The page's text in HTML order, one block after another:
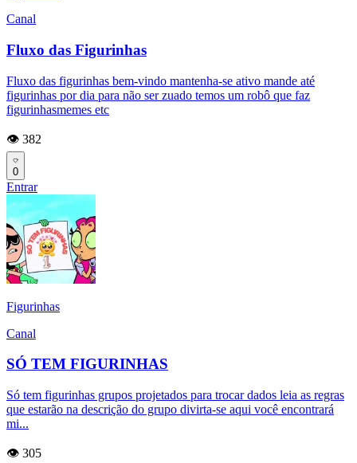
Canal
Fluxo das Figurinhas
Fluxo das figurinhas bem-vindo mantenha-se ativo mande até
figurinhas por dia para não ser zuado temos um robô que faz
figurinhasmemes etc
👁️ 382
0
Entrar
Figurinhas
Canal
SÓ TEM FIGURINHAS
Só tem figurinhas grupos projetados para trocar dados leia as regras
que estarão na descrição do grupo divirta-se aqui você encontrará
mi...
👁️ 305